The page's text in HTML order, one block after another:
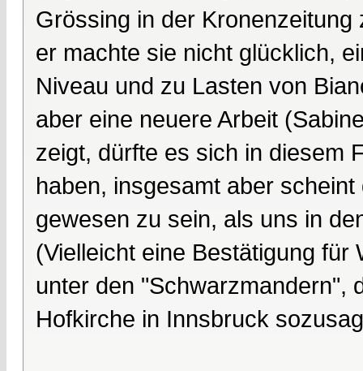
Grössing in der
er machte sie nicht glücklich,
Niveau und zu Lasten von
aber eine neuere Arbeit
zeigt, dürfte es sich in diesem
haben, insgesamt aber
gewesen zu sein, als uns in
(Vielleicht eine Bestätigung
unter den "Schwarzmandern",
Hofkirche in Innsbruck